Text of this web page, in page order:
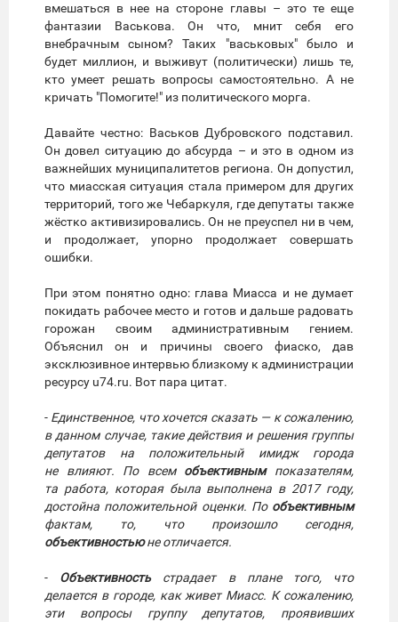
вмешаться в нее на стороне главы – это те еще
фантазии Васькова. Он что, мнит себя его
внебрачным сыном? Таких "васьковых" было и
будет миллион, и выживут (политически) лишь те,
кто умеет решать вопросы самостоятельно. А не
кричать "Помогите!" из политического морга.
Давайте честно: Васьков Дубровского подставил.
Он довел ситуацию до абсурда – и это в одном из
важнейших муниципалитетов региона. Он допустил,
что миасская ситуация стала примером для других
территорий, того же Чебаркуля, где депутаты также
жёстко активизировались. Он не преуспел ни в чем,
и продолжает, упорно продолжает совершать
ошибки.
При этом понятно одно: глава Миасса и не думает
покидать рабочее место и готов и дальше радовать
горожан своим административным гением.
Объяснил он и причины своего фиаско, дав
эксклюзивное интервью близкому к администрации
ресурсу u74.ru. Вот пара цитат.
- Единственное, что хочется сказать — к сожалению,
в данном случае, такие действия и решения группы
депутатов на положительный имидж города
не влияют. По всем объективнымпоказателям,
та работа, которая была выполнена в 2017 году,
достойна положительной оценки. По объективным
фактам, то, что произошло сегодня,
объективностьюне отличается.
- Объективностьстрадает в плане того, что
делается в городе, как живет Миасс. К сожалению,
эти вопросы группу депутатов, проявивших